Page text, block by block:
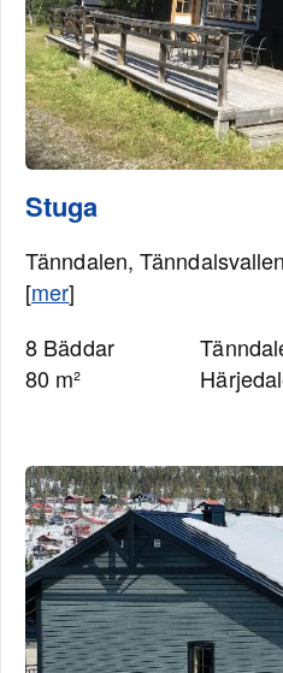
Stuga
Tänndalen,
[mer]
8 Bäddar
80 m²